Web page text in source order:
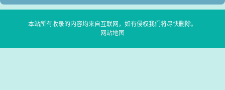
本站所有收录的内容均来自互联网，如有侵权我们将尽快删除。
网站地图